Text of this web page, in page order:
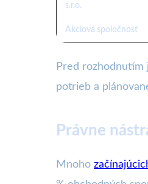
s.r.o.
Akciová spoločnosť
Pred rozhodnutím
potrieb a
Právne
Mnoho